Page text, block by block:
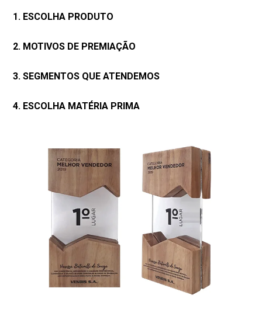
1. ESCOLHA PRODUTO
2. MOTIVOS DE PREMIAÇÃO
3. SEGMENTOS QUE ATENDEMOS
4. ESCOLHA MATÉRIA PRIMA